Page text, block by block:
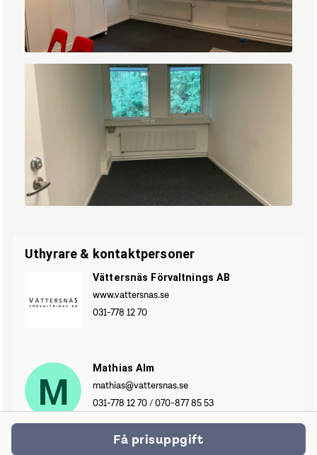
IMG_1417.JPEG
Uthyrare & kontaktpersoner
Vättersnäs Förvaltnings AB
www.vattersnas.se
031-778 12 70
M Mathias Alm
mathias@vattersnas.se
031-778 12 70/070-877 85 53
Få prisuppgift